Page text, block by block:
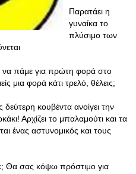
Παρατάει η
γυναίκα το
πλύσιμο των
πάμε για πρώτη φορά στο
μια φορά κάτι τρελό, θέλεις;
δεύτερη κουβέντα ανοίγει την
Αρχίζει το μπαλαμούτι και τα
ένας αστυνομικός και τους
Θα σας κόψω πρόστιμο για